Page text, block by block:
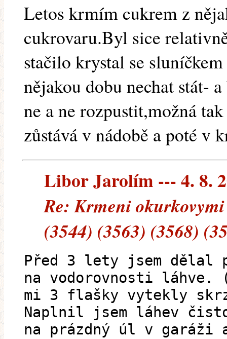
Letos krmím cukrem z
cukrovaru.Byl sice
stačilo krystal se
nějakou dobu nechat stát-
ne a ne rozpustit,možná
zůstává v nádobě a poté v
Libor Jarolím --- 4. 8.
Re: Krmeni
(3544) (3563) (3568)
Před 3 lety jsem dělal
na vodorovnosti láhve.
mi 3 flašky vytekly
Naplnil jsem láhev
na prázdný úl v garáži